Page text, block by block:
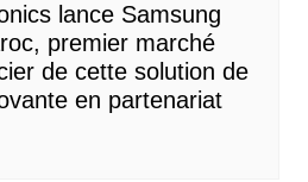
lance Samsung
premier marché
de cette solution de
en partenariat